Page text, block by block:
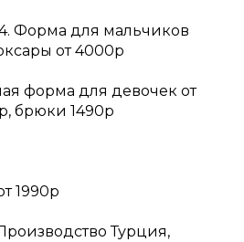
Форма для мальчиков
от 4000р
форма для девочек от
брюки 1490р
1990р
Турция,